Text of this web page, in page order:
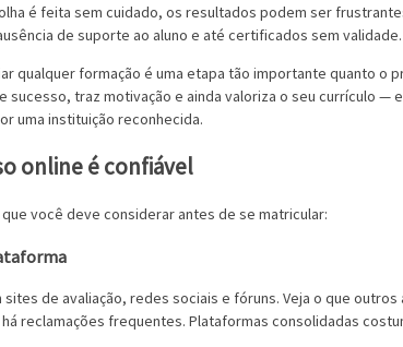
é feita sem cuidado, os resultados podem ser
de suporte ao aluno e até certificados sem validade.
qualquer formação é uma etapa tão importante quanto o
sucesso, traz motivação e ainda valoriza o seu currículo —
uma instituição reconhecida.
online é confiável
você deve considerar antes de se matricular:
de avaliação, redes sociais e fóruns. Veja o que outros
reclamações frequentes. Plataformas consolidadas